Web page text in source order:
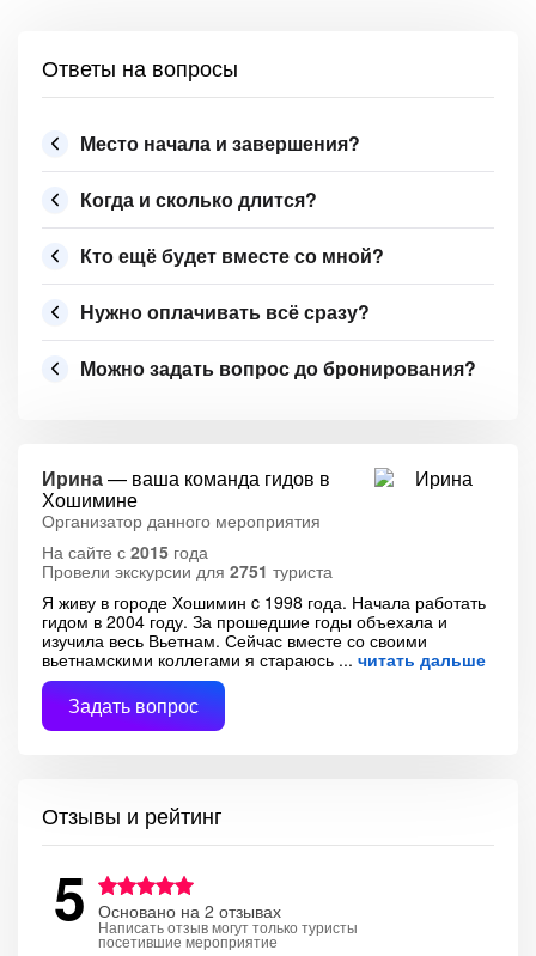
Ответы на вопросы
Место начала и завершения?
Когда и сколько длится?
Кто ещё будет вместе со мной?
Нужно оплачивать всё сразу?
Можно задать вопрос до бронирования?
Ирина— ваша команда гидов в
Хошимине
Организатор данного мероприятия
На сайте с 2015 года
Провели экскурсии для 2751 туриста
Я живу в городе Хошимин c 1998 года. Начала работать
гидом в 2004 году. За прошедшие годы объехала и
изучила весь Вьетнам. Сейчас вместе со своими
вьетнамскими коллегами я стараюсь
читать дальше
Задать вопрос
Отзывы и рейтинг
5 Основано на 2 отзывах
Написать отзыв могут только туристы
посетившие мероприятие